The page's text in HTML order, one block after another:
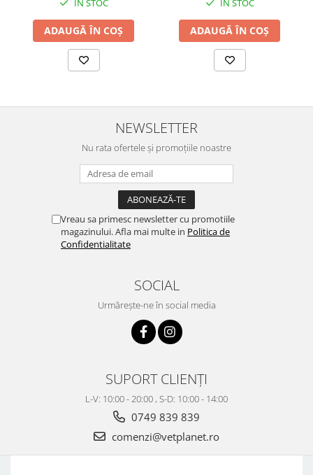
ÎN STOC
ADAUGĂ ÎN COȘ
ÎN STOC
ADAUGĂ ÎN COȘ
NEWSLETTER
Nu rata ofertele și promoțiile noastre
Vreau sa primesc newsletter cu promotiile
magazinului. Afla mai multe in Politica de
Confidentialitate
SOCIAL
Urmărește-ne în social media
SUPORT CLIENȚI
L-V: 10:00 - 20:00 , S-D: 10:00 - 14:00
0749 839 839
comenzi@vetplanet.ro